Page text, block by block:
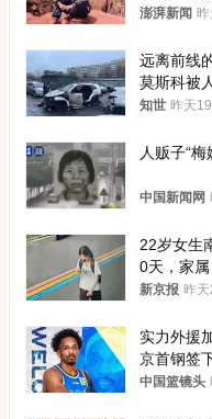
间始终刻
澎湃新闻
远离前线
莫斯科被
知世 昨天
人贩子“
中国新闻网
22岁女生
0天，家属
想到山里
新京报 昨
实力外援
京首钢签
普森
中国篮镜头